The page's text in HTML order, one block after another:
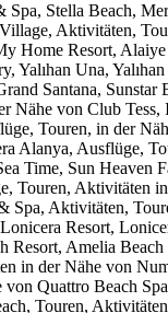
Stella Beach,
Aktivitäten,
Home Resort,
Una,
Santana,
von Club
Touren, in der
Alanya, Ausflüge,
Time, Sun Heaven
Touren, Aktivitäten
Aktivitäten,
Resort,
Amelia
der Nähe von
Quattro Beach
Touren,